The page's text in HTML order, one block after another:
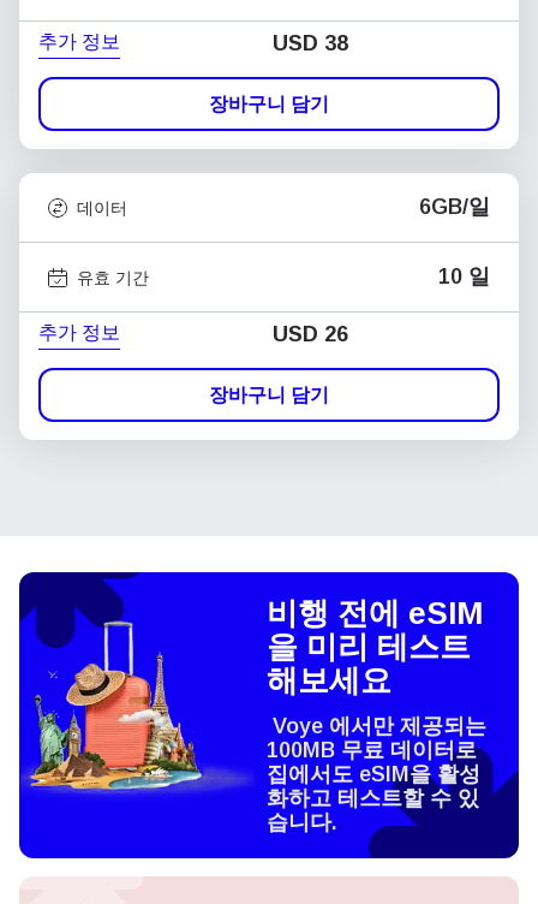
추가 정보 USD 38
장바구니 담기
데이터 6GB/일
유효 기간 10 일
추가 정보 USD 26
장바구니 담기
비행 전에 eSIM
을 미리 테스트
해보세요
Voye 에서만 제공되는
100MB 무료 데이터로
집에서도 eSIM을 활성
화하고 테스트할 수 있
습니다.